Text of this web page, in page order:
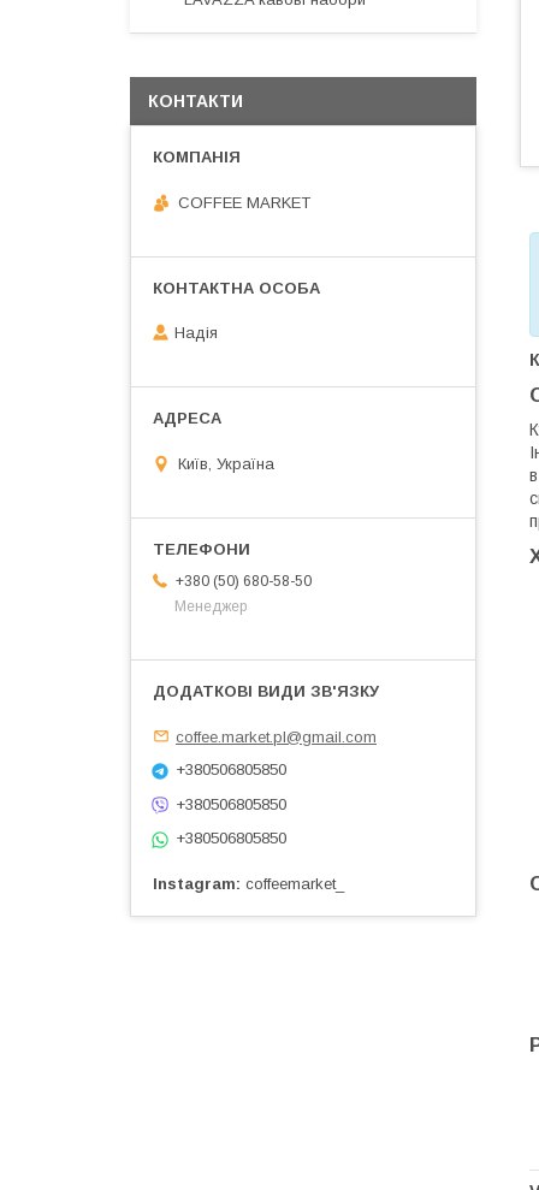
КОНТАКТИ
COFFEE MARKET
Надія
Київ, Україна
+380 (50) 680-58-50
Менеджер
coffee.market.pl@gmail.com
+380506805850
+380506805850
+380506805850
Instagram coffeemarket_